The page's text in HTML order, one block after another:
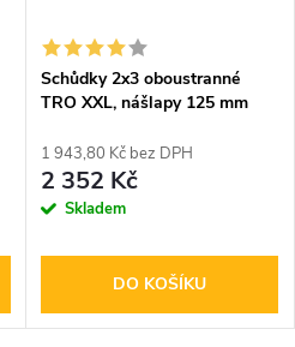
Schůdky 2x3 oboustranné
TRO XXL, nášlapy 125 mm
1 943,80 Kč bez DPH
2 352 Kč
Skladem
DO KOŠÍKU